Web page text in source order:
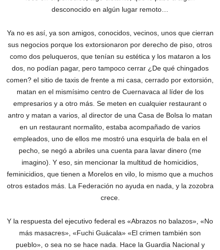
desconocido en algún lugar remoto…
Ya no es así, ya son amigos, conocidos, vecinos, unos que cierran
sus negocios porque los extorsionaron por derecho de piso, otros
como dos peluqueros, que tenían su estética y los mataron a los
dos, no podían pagar, pero tampoco cerrar ¿De qué chingados
comen? el sitio de taxis de frente a mi casa, cerrado por extorsión,
matan en el mismísimo centro de Cuernavaca al líder de los
empresarios y a otro más. Se meten en cualquier restaurant o
antro y matan a varios, al director de una Casa de Bolsa lo matan
en un restaurant normalito, estaba acompañado de varios
empleados, uno de ellos me mostró una esquirla de bala en el
pecho, se negó a abriles una cuenta para lavar dinero (me
imagino). Y eso, sin mencionar la multitud de homicidios,
feminicidios, que tienen a Morelos en vilo, lo mismo que a muchos
otros estados más. La Federación no ayuda en nada, y la zozobra
crece.
Y la respuesta del ejecutivo federal es «Abrazos no balazos», «No
más masacres», «Fuchi Guácala» «El crimen también son
pueblo», o sea no se hace nada. Hace la Guardia Nacional y